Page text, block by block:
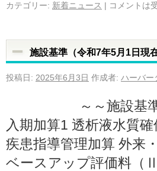
カテゴリー: 新着ニュース | コメントは
施設基準（令和7年5月1日現在
投稿日: 2025年6月3日 作成者: ハーバー
～～施設基
入期加算1 透析液水質
疾患指導管理加算 外来
ベースアップ評価料（